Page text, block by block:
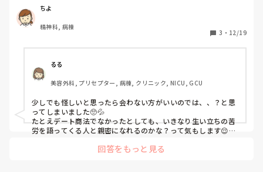
の意見を聞かせてください。
相手の属性
同い年、写真イケメン、プロフィールめちゃくちゃ印象い
い、シフト勤務（週単位、融通利きやすいと）、おそらくプ
ライベートモード（検索に出てこない）での利用
電話での違和感
・時間は20時頃だがなぜか相手は職場の休憩室で電話。後
ろからテレビらしき物音も聞こえる。
・笑い方が不自然、変に盛り上げようとしている。
・仕事がブライダルジュエリー関係と話し、いずれ独立し
熱弁。お世話になっている部長が独立するから〜、独立のた
ちよ
精神科, 病棟
3 ・ 12/19
るる
美容外科, プリセプター, 病棟, クリニック, NICU, GCU
少しでも怪しいと思ったら会わない方がいいのでは、、？と思
ってしまいました🥺💦
たとえデート商法でなかったとしても、いきなり生い立ちの苦
労を語ってくる人と親密になれるのかな？って気もします😌話
回答をもっと見る